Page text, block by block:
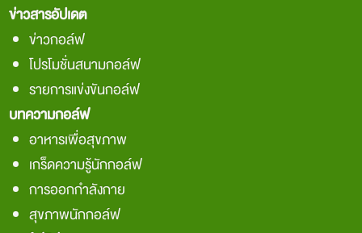
ข่าวสารอัปเดต
ข่าวกอล์ฟ
โปรโมชั่นสนามกอล์ฟ
รายการแข่งขันกอล์ฟ
บทความกอล์ฟ
อาหารเพื่อสุขภาพ
เกร็ดความรู้นักกอล์ฟ
การออกกำลังกาย
สุขภาพนักกอล์ฟ